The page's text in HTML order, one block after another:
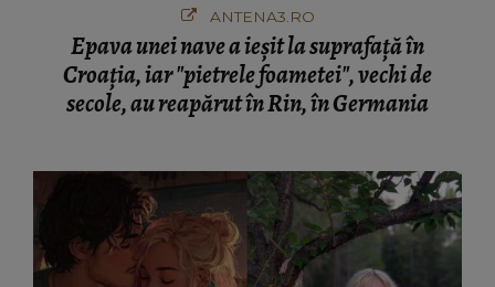
ANTENA3.RO
Epava unei nave a ieșit la suprafață în
Croația, iar "pietrele foametei", vechi de
secole, au reapărut în Rin, în Germania